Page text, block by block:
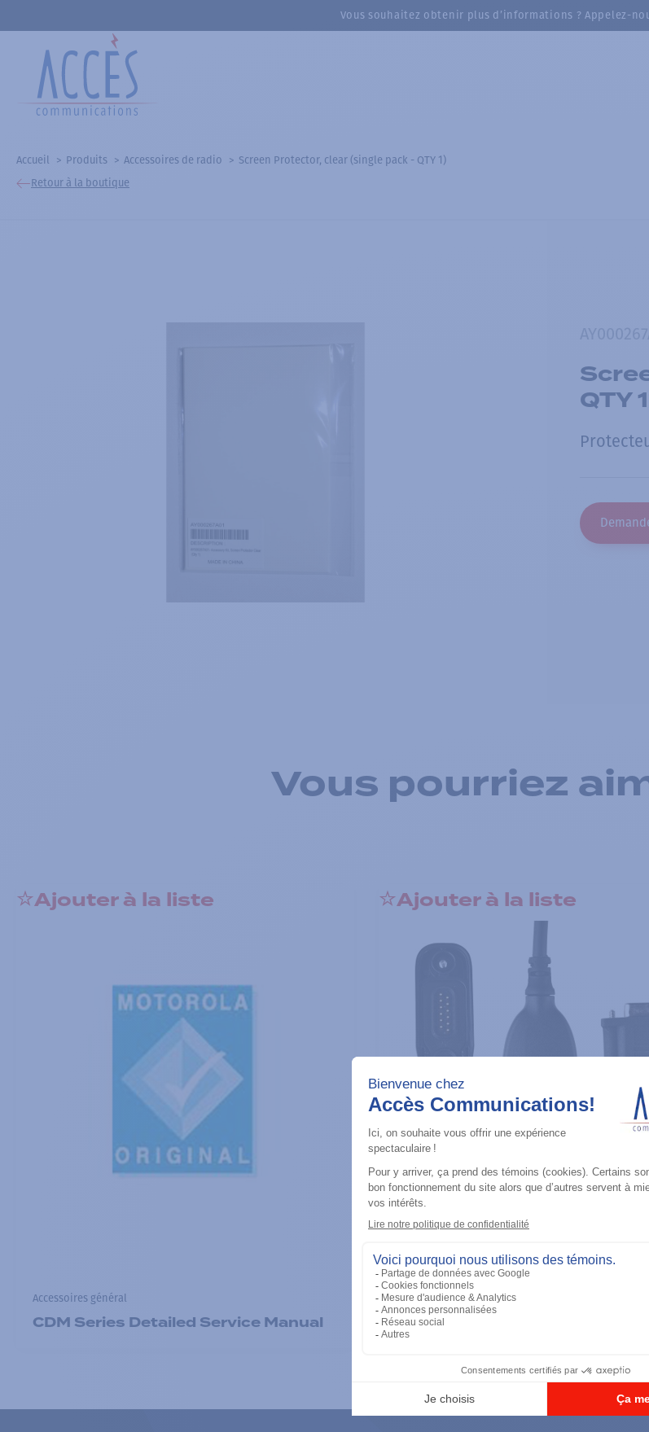
Vous souhaitez obtenir plus d’informations ? Appelez-
Accueil Produits Accessoires de radio
Screen Protector, clear (single pack - QTY 1)
Retour à la boutique
QTY
Vous pourriez
Ajouter à la liste
Accessoires général
CDM Series Detailed Service Manual
Ajouter à la liste
Accessoires général
RS-232 Programming Cable